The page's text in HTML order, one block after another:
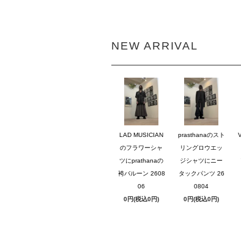
NEW ARRIVAL
LAD MUSICIAN
のフラワーシャ
ツにprathanaの
袴バルーン 2608
06
0円(税込0円)
prasthanaのスト
リングロウエッ
ジシャツにニー
タックパンツ 26
0804
0円(税込0円)